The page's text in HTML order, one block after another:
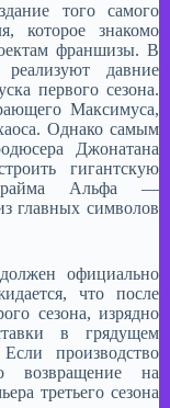
того самого
которое знакомо
франшизы. В
давние
первого сезона.
Максимуса,
Однако самым
Джонатана
гигантскую
Альфа —
главных символов
официально
что после
сезона, изрядно
в грядущем
производство
возвращение на
третьего сезона